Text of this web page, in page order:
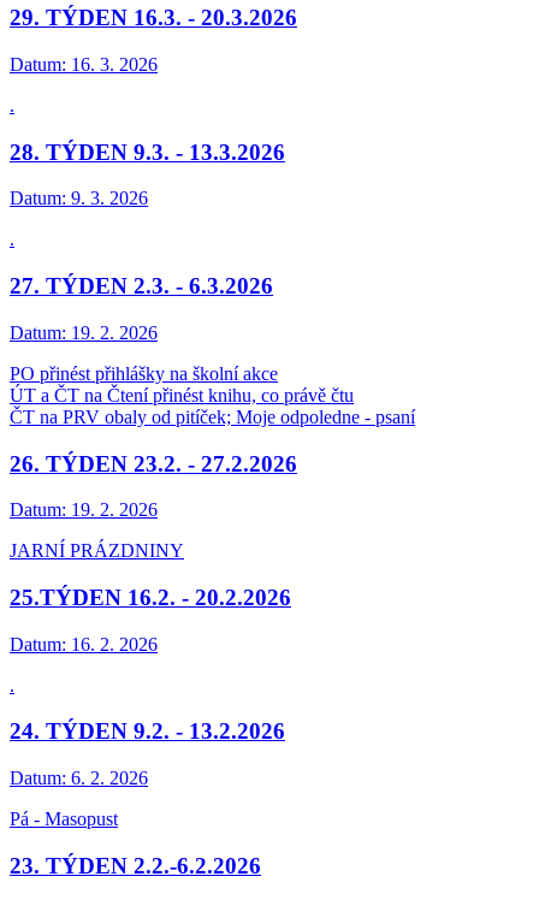
29. TÝDEN 16.3. - 20.3.2026
Datum: 16. 3. 2026
.
28. TÝDEN 9.3. - 13.3.2026
Datum: 9. 3. 2026
.
27. TÝDEN 2.3. - 6.3.2026
Datum: 19. 2. 2026
PO přinést přihlášky na školní akce
ÚT a ČT na Čtení přinést knihu, co právě čtu
ČT na PRV obaly od pitíček; Moje odpoledne - psaní
26. TÝDEN 23.2. - 27.2.2026
Datum: 19. 2. 2026
JARNÍ PRÁZDNINY
25.TÝDEN 16.2. - 20.2.2026
Datum: 16. 2. 2026
.
24. TÝDEN 9.2. - 13.2.2026
Datum: 6. 2. 2026
Pá - Masopust
23. TÝDEN 2.2.-6.2.2026